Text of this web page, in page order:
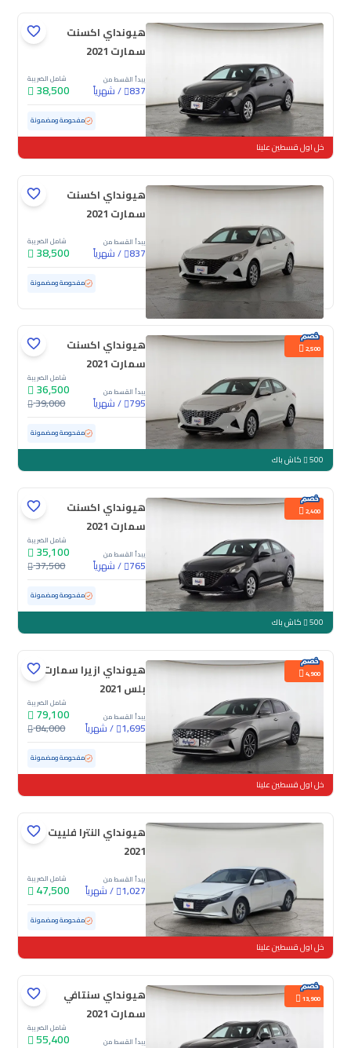
هيونداي اكسنت
سمارت 2021
يبدأ القسط من
837
/شهرياً
شامل الضريبة
38,500
مستعملة 138,873 كم مفحوصة ومضمونة
خل اول قسطين علينا
هيونداي اكسنت
سمارت 2021
يبدأ القسط من
837
/شهرياً
شامل الضريبة
38,500
مستعملة 154,930 كم مفحوصة ومضمونة
2,500
هيونداي اكسنت
سمارت 2021
يبدأ القسط من
795
/شهرياً
شامل الضريبة
36,500
39,000
مستعملة 167,538 كم مفحوصة ومضمونة
500 كاش باك
2,400
هيونداي اكسنت
سمارت 2021
يبدأ القسط من
765
/شهرياً
شامل الضريبة
35,100
37,500
مستعملة 160,124 كم مفحوصة ومضمونة
500 كاش باك
4,900
هيونداي ازيرا سمارت
بلس 2021
يبدأ القسط من
1,695
/شهرياً
شامل الضريبة
79,100
84,000
مستعملة 88,741 كم مفحوصة ومضمونة
خل اول قسطين علينا
هيونداي النترا فلييت
2021
يبدأ القسط من
1,027
/شهرياً
شامل الضريبة
47,500
مستعملة 124,493 كم مفحوصة ومضمونة
خل اول قسطين علينا
13,900
هيونداي سنتافي
سمارت 2021
يبدأ القسط من
شامل الضريبة
55,400